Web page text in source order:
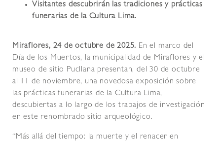
Visitantes descubrirán las tradiciones y prácticas
funerarias de la Cultura Lima.
Miraflores, 24 de octubre de 2025. En el marco del
Día de los Muertos, la municipalidad de Miraflores y el
museo de sitio Pucllana presentan, del 30 de octubre
al 11 de noviembre, una novedosa exposición sobre
las prácticas funerarias de la Cultura Lima,
descubiertas a lo largo de los trabajos de investigación
en este renombrado sitio arqueológico.
“Más allá del tiempo: la muerte y el renacer en